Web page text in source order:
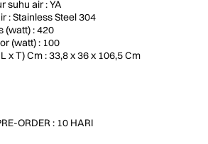
suhu air : YA
: Stainless Steel 304
(watt) : 420
(watt) : 100
x T) Cm : 33,8 x 36 x 106,5 Cm
ORDER : 10 HARI